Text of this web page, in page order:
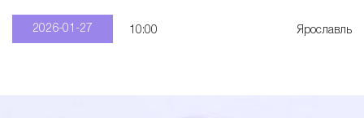
2026-01-27 10:00 Ярославль